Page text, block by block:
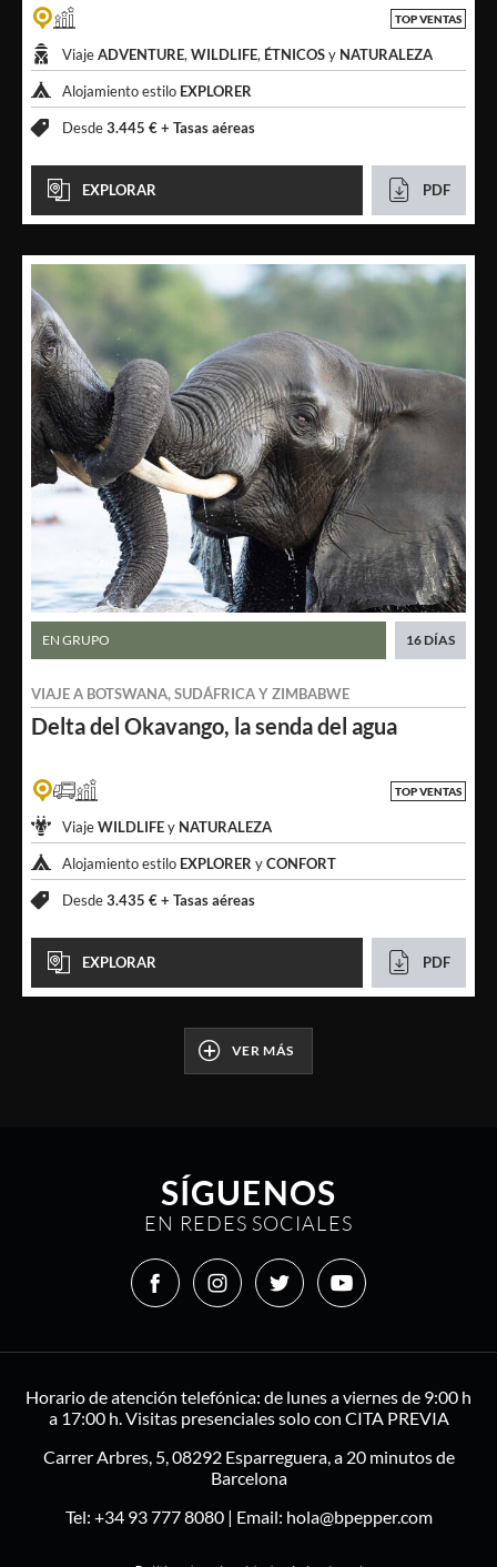
TOP VENTAS
ViajeADVENTURE, WILDLIFE, ÉTNICOSy NATURALEZA
Alojamiento estilo EXPLORER
Desde3.445 € + Tasas aéreas
EXPLORAR PDF
Delta del Okavango, la senda del agua
VIAJE A BOTSWANA, SUDÁFRICAYZIMBABWE
EN GRUPO 16 DÍAS
TOP VENTAS
ViajeWILDLIFEy NATURALEZA
Alojamiento estilo EXPLORER yCONFORT
Desde3.435 € + Tasas aéreas
EXPLORAR PDF
VER MÁS
SÍGUENOS
EN REDES SOCIALES
Horario de atención telefónica: de lunes a viernes de 9:00 h
a 17:00 h. Visitas presenciales solo con CITA PREVIA
Carrer Arbres, 5, 08292 Esparreguera, a 20 minutos de
Barcelona
Tel: +34 93 777 8080| Email: hola@bpepper.com